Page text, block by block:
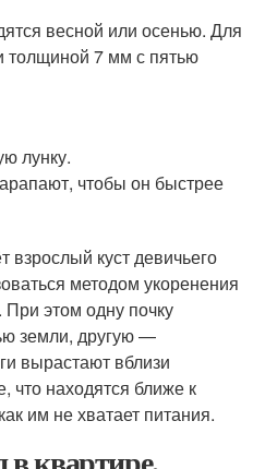
весной или осенью. Для
толщиной 7 мм с пятью
лунку.
чтобы он быстрее
взрослый куст девичьего
методом укоренения
этом одну почку
земли, другую —
вырастают вблизи
что находятся ближе к
им не хватает питания.